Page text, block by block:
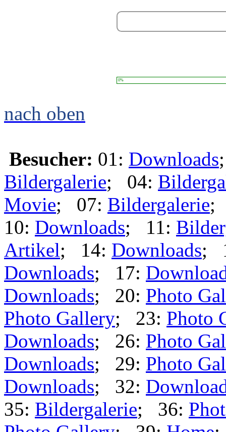
0%
nach oben
Besucher: 01: Downloads
Bildergalerie; 04:
Movie; 07: Bildergalerie;
10: Downloads; 11:
Artikel; 14: Downloads;
Downloads; 17:
Downloads; 20: Photo
Photo Gallery; 23: Photo
Downloads; 26: Photo
Downloads; 29: Photo
Downloads; 32:
35: Bildergalerie; 36: